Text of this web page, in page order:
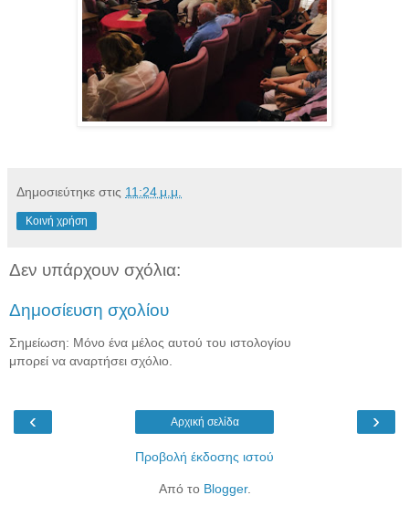
Δημοσιεύτηκε στις 11:24 μ.μ.
Κοινή χρήση
Δεν υπάρχουν σχόλια:
Δημοσίευση σχολίου
Σημείωση: Μόνο ένα μέλος αυτού του ιστολογίου
μπορεί να αναρτήσει σχόλιο.
‹ ›
Αρχική σελίδα
Προβολή έκδοσης ιστού
Από το Blogger.